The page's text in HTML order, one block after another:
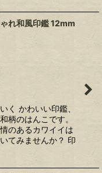
れ和風印鑑 12mm
かわいい印鑑、
柄のはんこです。
のあるカワイイは
てみませんか？ 印